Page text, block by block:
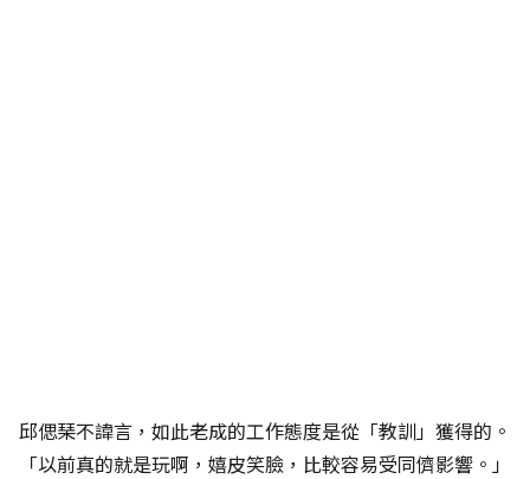
邱偲琹不諱言，如此老成的工作態度是從「教訓」獲得的。
「以前真的就是玩啊，嬉皮笑臉，比較容易受同儕影響。」